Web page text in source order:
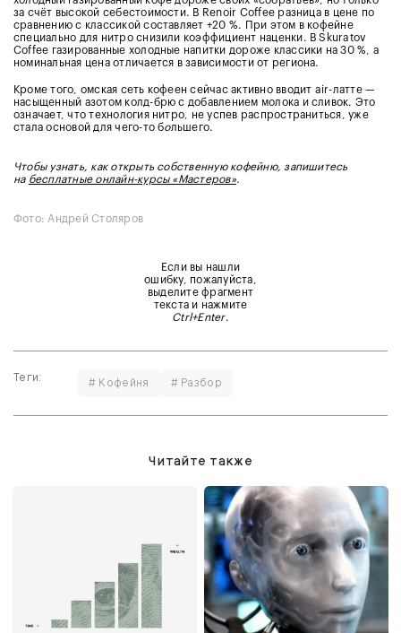
за счёт высокой себестоимости. В Renoir Coffee разница в цене по
сравнению с классикой составляет +20 %. При этом в кофейне
специально для нитро снизили коэффициент наценки. В Skuratov
Coffee газированные холодные напитки дороже классики на 30 %, а
номинальная цена отличается в зависимости от региона.
Кроме того, омская сеть кофеен сейчас активно вводит air-латте —
насыщенный азотом колд-брю с добавлением молока и сливок. Это
означает, что технология нитро, не успев распространиться, уже
стала основой для чего-то большего.
Чтобы узнать, как открыть собственную кофейню, запишитесь
на бесплатные онлайн-курсы «Мастеров».
Фото: Андрей Столяров
Если вы нашли
ошибку, пожалуйста,
выделите фрагмент
текста и нажмите
Ctrl+Enter.
Теги: # Кофейня # Разбор
Читайте также